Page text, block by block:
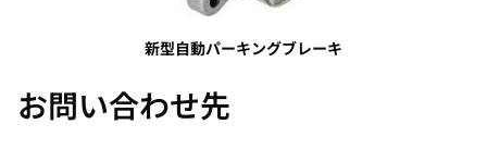
新型自動パーキングブレーキ
お問い合わせ先